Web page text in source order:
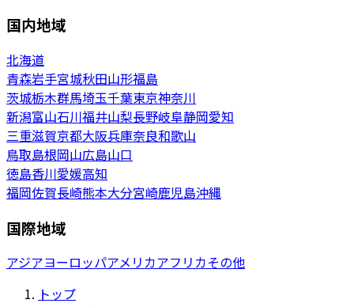
国内地域
北海道
青森岩手宮城秋田山形福島
茨城栃木群馬埼玉千葉東京神奈川
新潟富山石川福井山梨長野岐阜静岡愛知
三重滋賀京都大阪兵庫奈良和歌山
鳥取島根岡山広島山口
徳島香川愛媛高知
福岡佐賀長崎熊本大分宮崎鹿児島沖縄
国際地域
アジアヨーロッパアメリカアフリカその他
トップ